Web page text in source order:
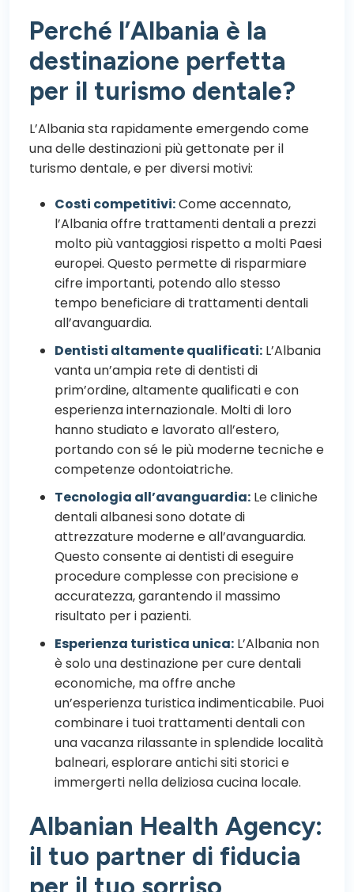
Perché l’Albania è la
destinazione perfetta
per il turismo dentale?
L’Albania sta rapidamente emergendo come
una delle destinazioni più gettonate per il
turismo dentale, e per diversi motivi:
Costi competitivi:Come accennato,
l’Albania offre trattamenti dentali a prezzi
molto più vantaggiosi rispetto a molti Paesi
europei. Questo permette di risparmiare
cifre importanti, potendo allo stesso
tempo beneficiare di trattamenti dentali
all’avanguardia.
Dentisti altamente qualificati: L’Albania
vanta un’ampia rete di dentisti di
prim’ordine, altamente qualificati e con
esperienza internazionale. Molti di loro
hanno studiato e lavorato all’estero,
portando con sé le più moderne tecniche e
competenze odontoiatriche.
Tecnologia all’avanguardia: Le cliniche
dentali albanesi sono dotate di
attrezzature moderne e all’avanguardia.
Questo consente ai dentisti di eseguire
procedure complesse con precisione e
accuratezza, garantendo il massimo
risultato per i pazienti.
Esperienza turistica unica: L’Albania non
è solo una destinazione per cure dentali
economiche, ma offre anche
un’esperienza turistica indimenticabile. Puoi
combinare i tuoi trattamenti dentali con
una vacanza rilassante in splendide località
balneari, esplorare antichi siti storici e
immergerti nella deliziosa cucina locale.
Albanian Health Agency:
il tuo partner di fiducia